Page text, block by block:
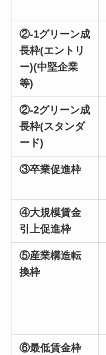
②-1グリーン成
長枠(エントリ
ー)(中堅企業
等)
②-2グリーン成
長枠(スタンダ
ード)
③卒業促進枠
④大規模賃金
引上促進枠
⑤産業構造転
換枠
⑥最低賃金枠